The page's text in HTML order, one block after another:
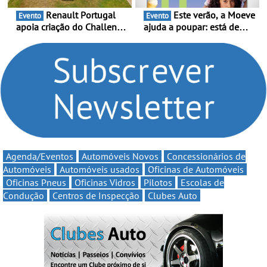
Evento
apoia criação do Challenge
compromisso com o
automobilismo nacional
continua em 2026
Evento
ajuda a poupar: está de
Volta” com descontos de
Agenda/Eventos Automóveis Novos
Concessionários de
Automóveis
Automóveis usados
Oficinas de Automóveis
Oficinas Pneus
Oficinas Vidros Pilotos
Escolas de
Condução
Centros de Inspecção Clubes Auto